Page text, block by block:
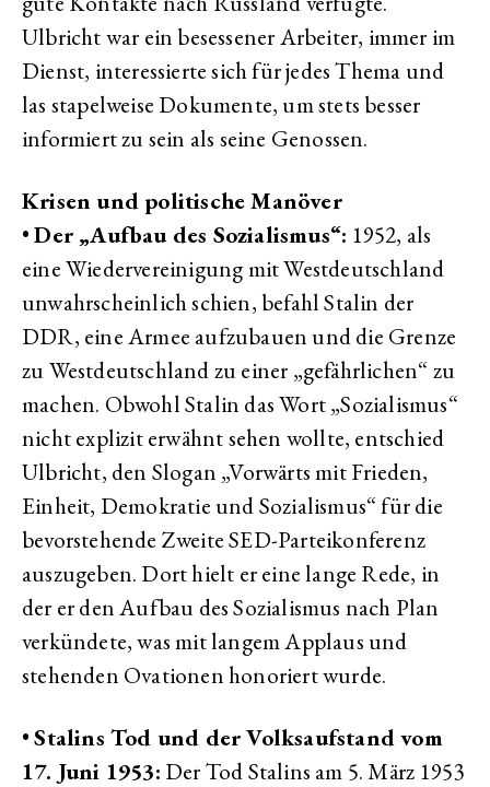
Ulbricht war ein besessener Arbeiter, immer im
Dienst, interessierte sich für jedes Thema und
las stapelweise Dokumente, um stets besser
informiert zu sein als seine Genossen.
Krisen und politische Manöver
•Der „Aufbau des Sozialismus“: 1952, als
eine Wiedervereinigung mit Westdeutschland
unwahrscheinlich schien, befahl Stalin der
DDR, eine Armee aufzubauen und die Grenze
zu Westdeutschland zu einer „gefährlichen“ zu
machen. Obwohl Stalin das Wort „Sozialismus“
nicht explizit erwähnt sehen wollte, entschied
Ulbricht, den Slogan „Vorwärts mit Frieden,
Einheit, Demokratie und Sozialismus“ für die
bevorstehende Zweite SED-Parteikonferenz
auszugeben. Dort hielt er eine lange Rede, in
der er den Aufbau des Sozialismus nach Plan
verkündete, was mit langem Applaus und
stehenden Ovationen honoriert wurde.
•Stalins Tod und der Volksaufstand vom
17. Juni 1953: Der Tod Stalins am 5. März 1953